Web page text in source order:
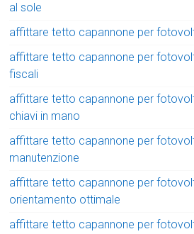
al sole
affittare tetto capannone per
affittare tetto capannone per
fiscali
affittare tetto capannone per
chiavi in mano
affittare tetto capannone per
manutenzione
affittare tetto capannone per
orientamento ottimale
affittare tetto capannone per